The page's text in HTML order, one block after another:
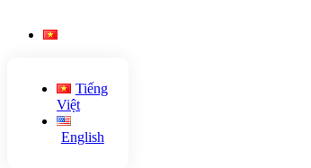
Tiếng
Việt
English